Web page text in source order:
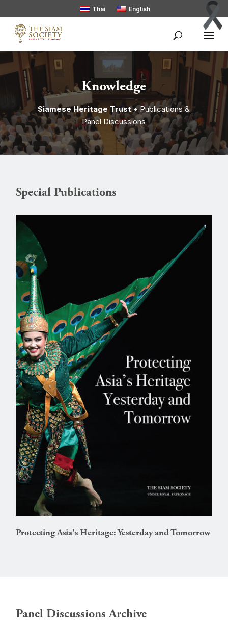
Thai English
Knowledge
Siamese Heritage Trust• Publications &
Panel Discussions
Special Publications
Protecting Asia's Heritage: Yesterday and Tomorrow
Panel Discussions Archive